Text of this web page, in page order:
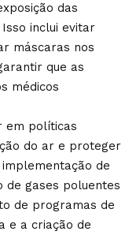
das
inclui evitar
máscaras nos
que as
médicos
em políticas
do ar e proteger
de
de gases poluentes
de programas de
e a criação de